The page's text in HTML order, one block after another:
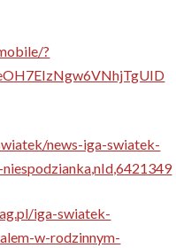
?
news-iga-swiatek-
iga-swiatek-
w-rodzinnym-